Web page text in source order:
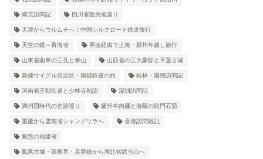
南京訪問記 四川省観光地巡り
天津からウルムチへ！中国シルクロード鉄道旅行
天空の鏡～青海省 寧波経由で上海・蘇州年越し旅行
山東省曲阜の三孔と泰山 山西省の三大豪邸と平遥古城
新疆ウイグル自治区・南疆鉄道の旅 桂林・陽朔訪問記
河南省王朝街道と少林寺初詣 深圳訪問記
満州国時代の史跡巡り 蘭州牛肉麺と洛陽の龍門石窟
重慶から雲南省シャングリラへ 香港訪問雑記
魅惑の福建省
鳳凰古城・張家界・芙蓉鎮から湖北省武当山へ